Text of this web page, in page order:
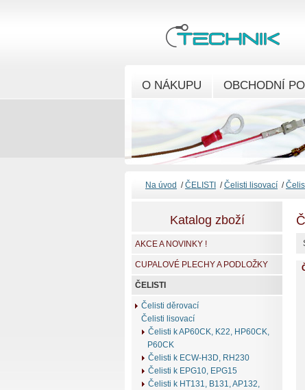
Katalog zboží
AKCE A NOVINKY !
CUPALOVÉ PLECHY A PODLOŽKY
ČELISTI
Čelisti děrovací
Čelisti lisovací
Čelisti k AP60CK, K22, HP60CK,
P60CK
Čelisti k ECW-H3D, RH230
Čelisti k EPG10, EPG15
Čelisti k HT131, B131, AP132,
Na úvod /ČELISTI /Čelisti lisovací /
O NÁKUPU OBCHODNÍ